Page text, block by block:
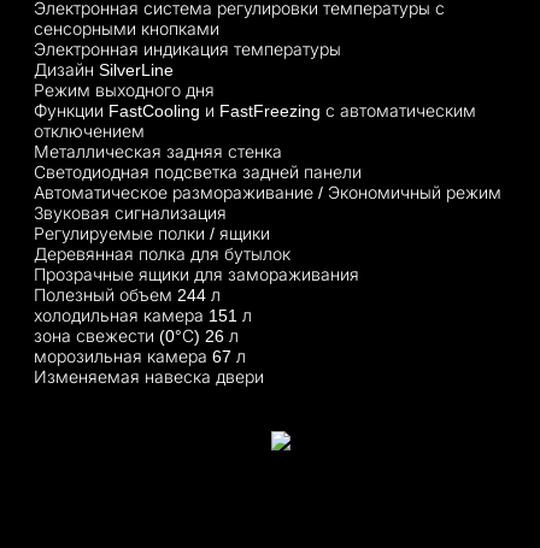
Электронная система регулировки температуры с
сенсорными кнопками
Электронная индикация температуры
Дизайн SilverLine
Режим выходного дня
Функции FastCooling и FastFreezing с автоматическим
отключением
Металлическая задняя стенка
Светодиодная подсветка задней панели
Автоматическое размораживание / Экономичный режим
Звуковая сигнализация
Регулируемые полки / ящики
Деревянная полка для бутылок
Прозрачные ящики для замораживания
Полезный объем 244 л
холодильная камера 151 л
зона свежести (0°С) 26 л
морозильная камера 67 л
Изменяемая навеска двери